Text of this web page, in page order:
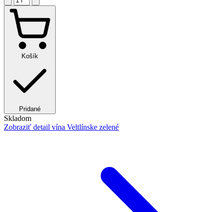
Košík
Pridané
Skladom
Zobraziť detail vína Veltlínske zelené